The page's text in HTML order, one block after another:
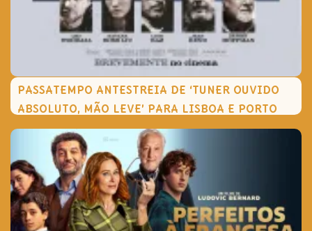
PASSATEMPO ANTESTREIA DE ‘TUNER OUVIDO
ABSOLUTO, MÃO LEVE’ PARA LISBOA E PORTO